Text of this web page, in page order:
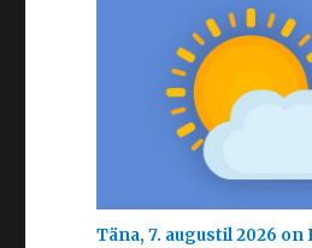
Täna, 7. augustil 2026 on